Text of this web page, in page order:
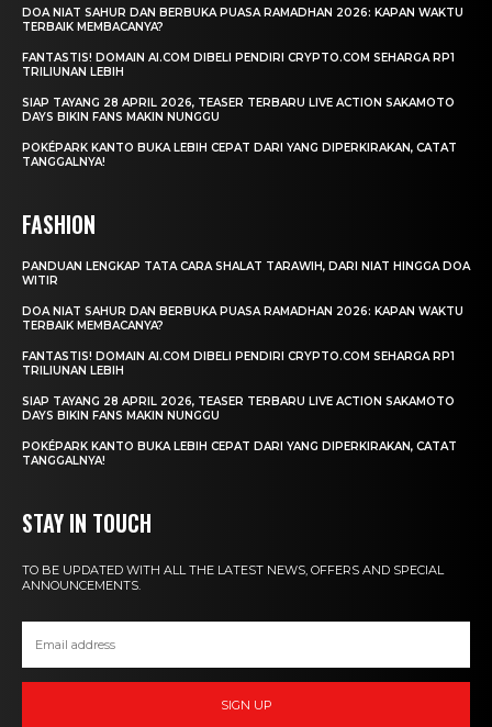
DOA NIAT SAHUR DAN BERBUKA PUASA RAMADHAN 2026: KAPAN WAKTU
TERBAIK MEMBACANYA?
FANTASTIS! DOMAIN AI.COM DIBELI PENDIRI CRYPTO.COM SEHARGA RP1
TRILIUNAN LEBIH
SIAP TAYANG 28 APRIL 2026, TEASER TERBARU LIVE ACTION SAKAMOTO
DAYS BIKIN FANS MAKIN NUNGGU
POKÉPARK KANTO BUKA LEBIH CEPAT DARI YANG DIPERKIRAKAN, CATAT
TANGGALNYA!
FASHION
PANDUAN LENGKAP TATA CARA SHALAT TARAWIH, DARI NIAT HINGGA DOA
WITIR
DOA NIAT SAHUR DAN BERBUKA PUASA RAMADHAN 2026: KAPAN WAKTU
TERBAIK MEMBACANYA?
FANTASTIS! DOMAIN AI.COM DIBELI PENDIRI CRYPTO.COM SEHARGA RP1
TRILIUNAN LEBIH
SIAP TAYANG 28 APRIL 2026, TEASER TERBARU LIVE ACTION SAKAMOTO
DAYS BIKIN FANS MAKIN NUNGGU
POKÉPARK KANTO BUKA LEBIH CEPAT DARI YANG DIPERKIRAKAN, CATAT
TANGGALNYA!
STAY IN TOUCH
TO BE UPDATED WITH ALL THE LATEST NEWS, OFFERS AND SPECIAL
ANNOUNCEMENTS.
SIGN UP